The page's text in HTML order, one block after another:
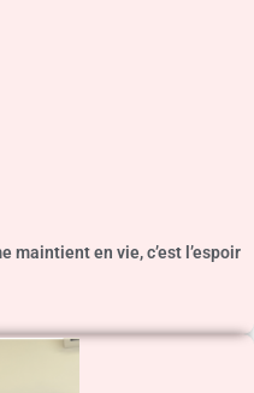
maintient en vie, c’est l’espoir